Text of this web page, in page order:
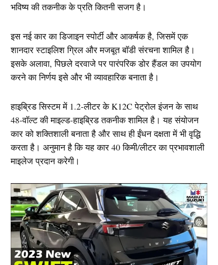
भविष्य की तकनीक के प्रति कितनी सजग है।
इस नई कार का डिजाइन स्पोर्टी और आकर्षक है, जिसमें एक
शानदार स्टाइलिश ग्रिल और मजबूत बॉडी संरचना शामिल है।
इसके अलावा, पिछले दरवाजे पर पारंपरिक डोर हैंडल का उपयोग
करने का निर्णय इसे और भी व्यावहारिक बनाता है।
हाइब्रिड सिस्टम में 1.2-लीटर के K12C पेट्रोल इंजन के साथ
48-वॉल्ट की माइल्ड-हाइब्रिड तकनीक शामिल है। यह संयोजन
कार को शक्तिशाली बनाता है और साथ ही ईंधन दक्षता में भी वृद्धि
करता है। अनुमान है कि यह कार 40 किमी/लीटर का प्रभावशाली
माइलेज प्रदान करेगी।